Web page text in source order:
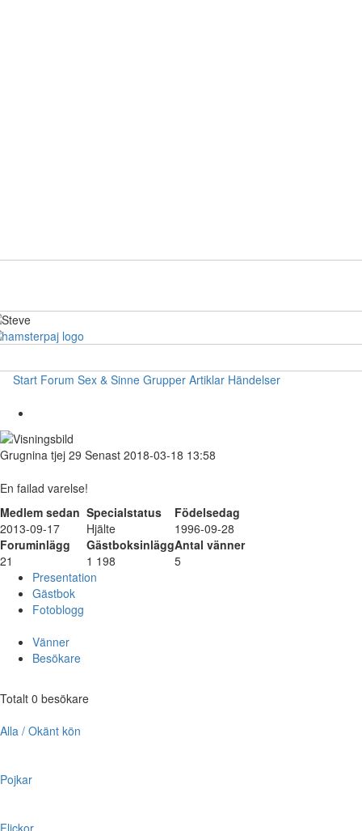
Start Forum Sex & Sinne Grupper Artiklar Händelser
Grugnina tjej 29 Senast 2018-03-18 13:58
En failad varelse!
Medlem sedan Specialstatus
Födelsedag
2013-09-17
Hjälte
1996-09-28
Foruminlägg
GästboksinläggAntal vänner
21
1 198
5
Presentation
Gästbok
Fotoblogg
Vänner
Besökare
Totalt 0 besökare
Alla / Okänt kön
Pojkar